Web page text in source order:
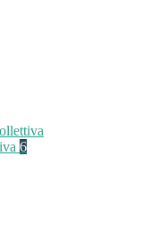
6